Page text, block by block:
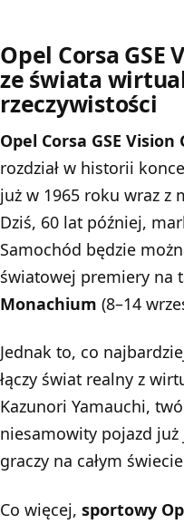
Opel Corsa GSE
ze świata
rzeczywistości
Opel Corsa GSE
rozdział w historii
już w 1965 roku wraz z
Dziś, 60 lat później,
Samochód będzie
światowej premiery na
Monachium (8–14
Jednak to, co
łączy świat realny z
Kazunori Yamauchi,
niesamowity pojazd
graczy na całym
Co więcej, sportowy